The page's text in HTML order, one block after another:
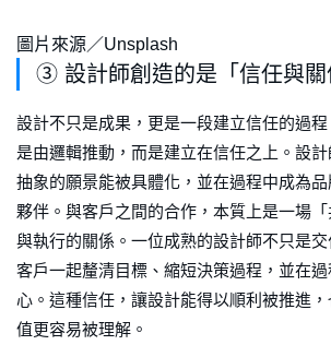
圖片來源／Unsplash
③ 設計師創造的是「信任與關
設計不只是成果，更是一段建立信任的過
是由邏輯推動，而是建立在信任之上。設
抽象的願景能被具體化，並在過程中成為
夥伴。與客戶之間的合作，本質上是一場
與執行的關係。一位成熟的設計師不只是
客戶一起釐清目標、縮短決策過程，並在
心。這種信任，讓設計能得以順利被推進
值更容易被理解。